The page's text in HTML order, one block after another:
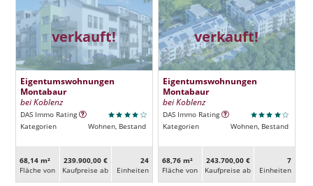
verkauft!
Eigentumswohnungen
Montabaur
bei Koblenz
DAS Immo Rating
Kategorien
Wohnen, Bestand
68,14 m²
Fläche von
239.900,00 €
Kaufpreise ab
24
Ein­heiten
verkauft!
Eigentumswohnungen
Montabaur
bei Koblenz
DAS Immo Rating
Kategorien
Wohnen, Bestand
68,76 m²
Fläche von
243.700,00 €
Kaufpreise ab
7
Ein­heiten